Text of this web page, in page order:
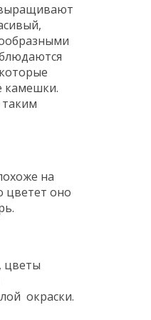
камешки.
на
цветет оно
цветы
окраски.